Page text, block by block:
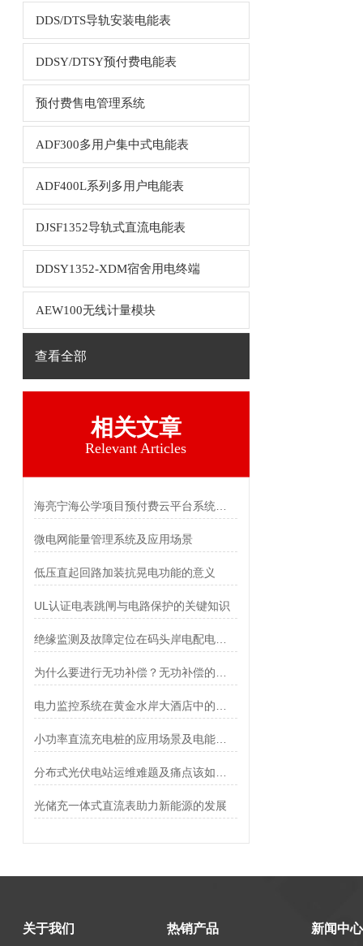
DDS/DTS导轨安装电能表
DDSY/DTSY预付费电能表
预付费售电管理系统
ADF300多用户集中式电能表
ADF400L系列多用户电能表
DJSF1352导轨式直流电能表
DDSY1352-XDM宿舍用电终端
AEW100无线计量模块
查看全部
相关文章
Relevant Articles
微电网能量管理系统及应用场景
低压直起回路加装抗晃电功能的意义
UL认证电表跳闸与电路保护的关键知识
光储充一体式直流表助力新能源的发展
关于我们 热销产品 新闻中心